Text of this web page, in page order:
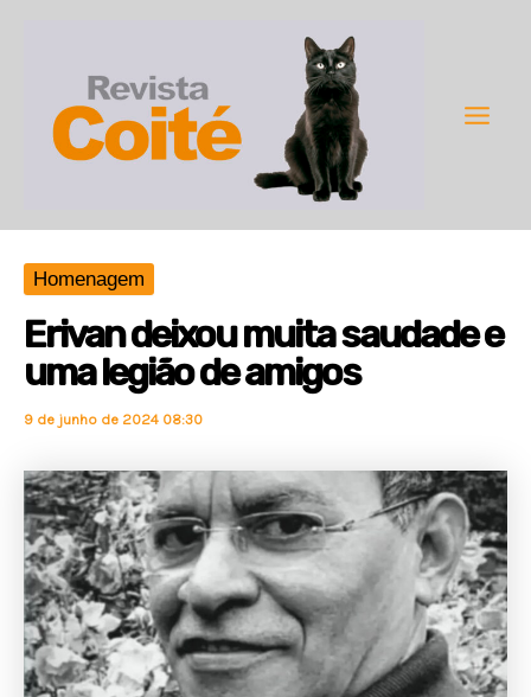
conteúdo
Homenagem
Erivan deixou muita saudade e
uma legião de amigos
9 de junho de 2024 08:30